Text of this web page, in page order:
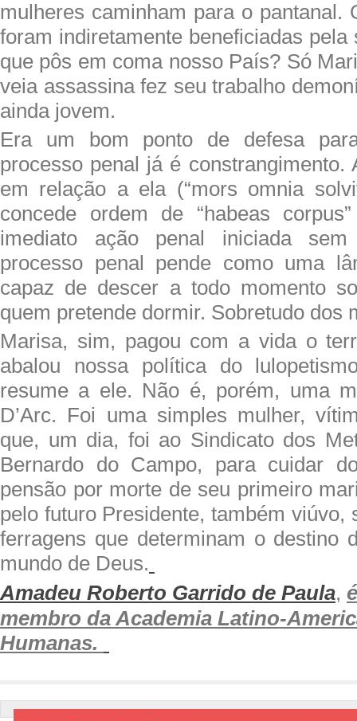
mulheres caminham para o pantanal.
foram indiretamente beneficiadas pela
que pôs em coma nosso País? Só
veia assassina fez seu trabalho
ainda jovem.
Era um bom ponto de defesa
processo penal já é constrangimento.
em relação a ela (“mors omnia
concede ordem de “habeas
imediato ação penal iniciada
processo penal pende como uma
capaz de descer a todo momento
quem pretende dormir. Sobretudo dos
Marisa, sim, pagou com a vida o
abalou nossa política do
resume a ele. Não é, porém, uma
D’Arc. Foi uma simples mulher,
que, um dia, foi ao Sindicato dos
Bernardo do Campo, para cuidar
pensão por morte de seu primeiro
pelo futuro Presidente, também viúvo,
ferragens que determinam o destino
mundo de Deus.
Amadeu Roberto Garrido de Paula,
membro da Academia Latino-
Humanas.